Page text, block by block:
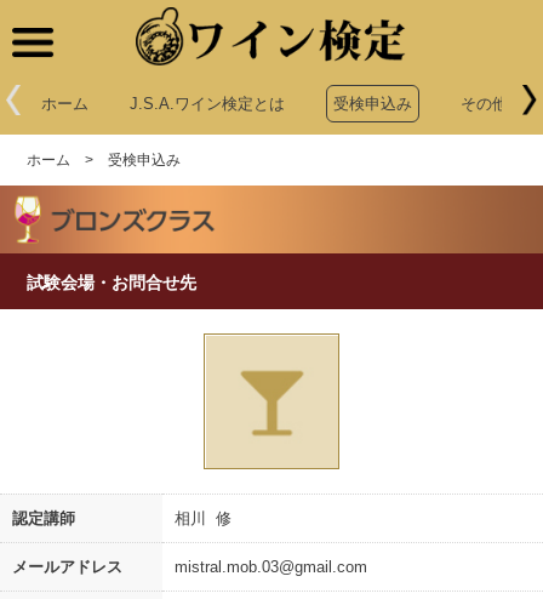
ホーム J.S.A.ワイン検定とは 受検申込み その他申込
ホーム >受検申込み
試験会場・お問合せ先
認定講師 相川 修
メールアドレス mistral.mob.03@gmail.com